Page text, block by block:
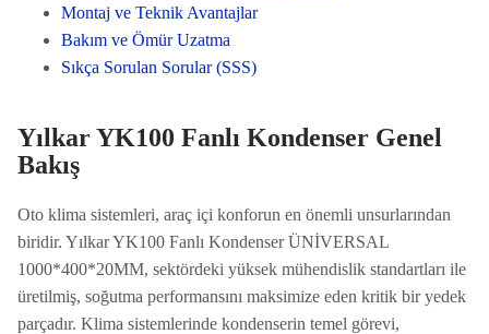
Montaj ve Teknik Avantajlar
Bakım ve Ömür Uzatma
Sıkça Sorulan Sorular (SSS)
Yılkar YK100 Fanlı Kondenser Genel
Bakış
Oto klima sistemleri, araç içi konforun en önemli unsurlarından
biridir. Yılkar YK100 Fanlı Kondenser ÜNİVERSAL
1000*400*20MM, sektördeki yüksek mühendislik standartları ile
üretilmiş, soğutma performansını maksimize eden kritik bir yedek
parçadır. Klima sistemlerinde kondenserin temel görevi,